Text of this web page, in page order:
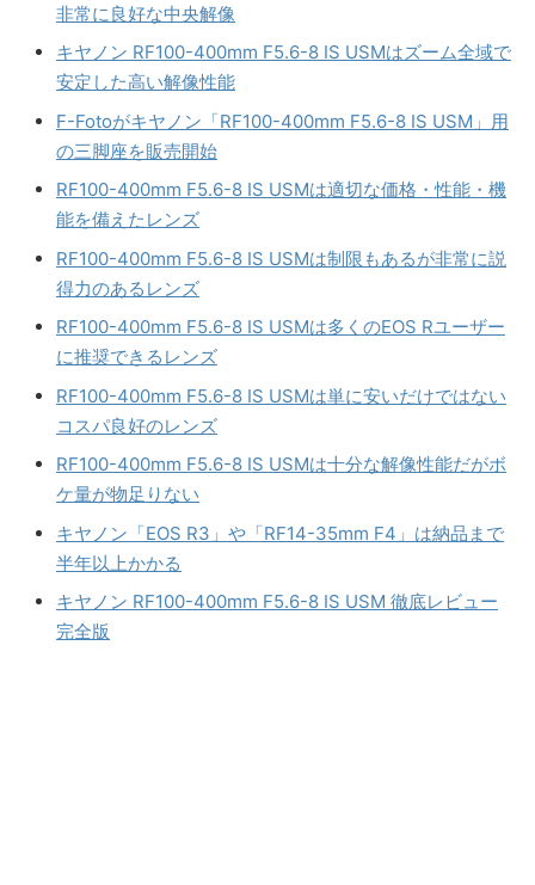
非常に良好な中央解像
キヤノン RF100-400mm F5.6-8 IS USMはズーム全域で
安定した高い解像性能
F-Fotoがキヤノン「RF100-400mm F5.6-8 IS USM」用
の三脚座を販売開始
RF100-400mm F5.6-8 IS USMは適切な価格・性能・機
能を備えたレンズ
RF100-400mm F5.6-8 IS USMは制限もあるが非常に説
得力のあるレンズ
RF100-400mm F5.6-8 IS USMは多くのEOS Rユーザー
に推奨できるレンズ
RF100-400mm F5.6-8 IS USMは単に安いだけではない
コスパ良好のレンズ
RF100-400mm F5.6-8 IS USMは十分な解像性能だがボ
ケ量が物足りない
キヤノン「EOS R3」や「RF14-35mm F4」は納品まで
半年以上かかる
キヤノン RF100-400mm F5.6-8 IS USM 徹底レビュー
完全版